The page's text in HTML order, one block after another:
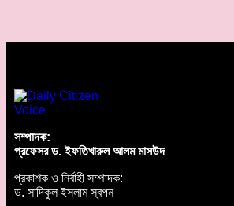
সম্পাদক:
প্রফেসর ড. ইফতিখারুল আলম মাসউদ
প্রকাশক ও নির্বাহী সম্পাদক:
ড. সাদিকুল ইসলাম স্বপন